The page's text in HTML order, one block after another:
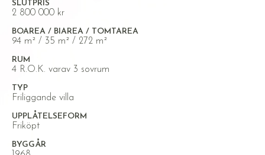
SLUTPRIS
2 800 000 kr
BOAREA / BIAREA / TOMTAREA
94 m² / 35 m² / 272 m²
RUM
4 R.O.K. varav 3 sovrum
TYP
Friliggande villa
UPPLÅTELSEFORM
Friköpt
BYGGÅR